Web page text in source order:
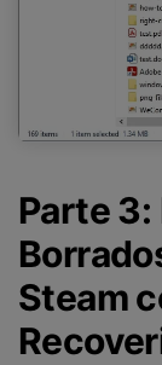
Parte
Steam